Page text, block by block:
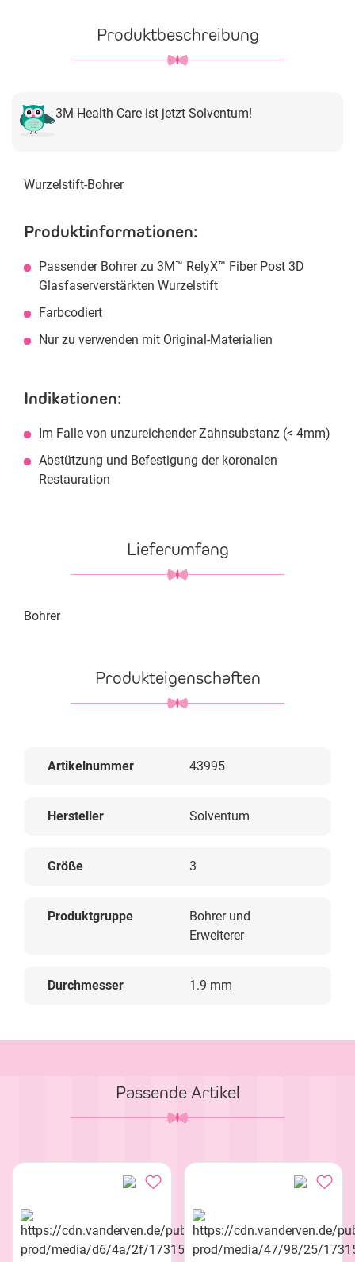
Produktbeschreibung
3M Health Care ist jetzt Solventum!
Wurzelstift-Bohrer
Produktinformationen:
Passender Bohrer zu 3M™ RelyX™ Fiber Post 3D
Glasfaserverstärkten Wurzelstift
Farbcodiert
Nur zu verwenden mit Original-Materialien
Indikationen:
Im Falle von unzureichender Zahnsubstanz (< 4mm)
Abstützung und Befestigung der koronalen
Restauration
Lieferumfang
Bohrer
Produkteigenschaften
Artikelnummer 43995
Hersteller Solventum
Größe 3
Produktgruppe
Bohrer und
Erweiterer
Durchmesser 1.9 mm
Passende Artikel